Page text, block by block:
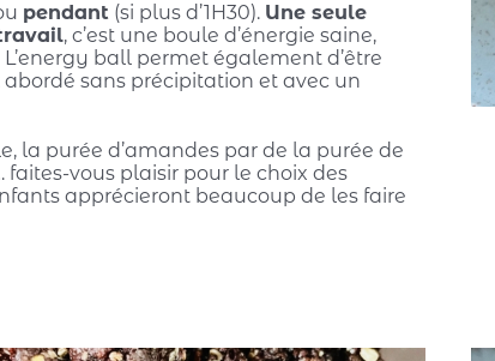
pendant(si plus d’1H30). Une seule
, c’est une boule d’énergie saine,
ball permet également d’être
sans précipitation et avec un
la purée d’amandes par de la purée de
faites-vous plaisir pour le choix des
apprécieront beaucoup de les faire